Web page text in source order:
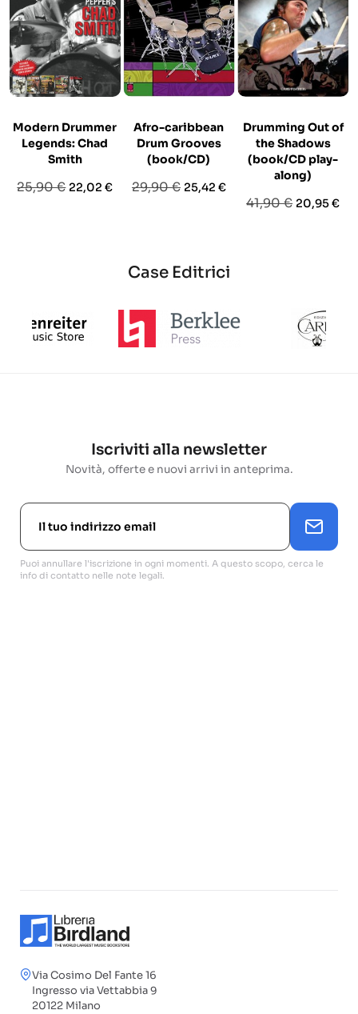
Modern Drummer
Legends: Chad
Smith
Prezzo
25,90 € Prezzo
22,02 €
Afro-caribbean
Drum Grooves
(book/CD)
Prezzo
29,90 € Prezzo
25,42 €
Drumming Out of
the Shadows
(book/CD play-
along)
Prezzo
41,90 € Prezzo
20,95 €
Case Editrici
Iscriviti alla newsletter
Novità, offerte e nuovi arrivi in anteprima.
Puoi annullare l'iscrizione in ogni momenti. A questo scopo, cerca le
info di contatto nelle note legali.
Via Cosimo Del Fante 16
Ingresso via Vettabbia 9
20122 Milano